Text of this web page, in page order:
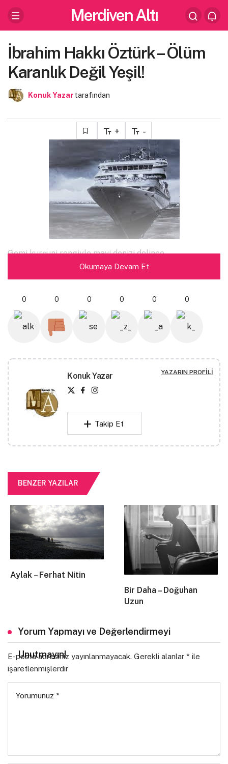
Merdiven Altı
İbrahim Hakkı Öztürk – Ölüm
Karanlık Değil Yeşil!
Konuk Yazar tarafından
+ -
Gemi kurşuni rengiyle mavi denizi delince,
Yaklaşarak Filistin’in kumlarına,
Hüznü tebessüm dekoruyla süsleyen çocukları
bombalamaya..
İlkin bir ses, kan dolu ağzı Akdeniz’in.
Ölüm karanlık değil, yeşil.
İbrahim Hakkı Öztürk
Okumaya Devam Et
0 0 0 0 0 0
Konuk Yazar YAZARIN PROFILI
Takip Et
BENZER YAZILAR
Aylak – Ferhat Nitin
Bir Daha – Doğuhan
Uzun
Yorum Yapmayı ve Değerlendirmeyi
Unutmayın!
E-posta adresiniz yayınlanmayacak. Gerekli alanlar * ile
işaretlenmişlerdir
Yorumunuz *